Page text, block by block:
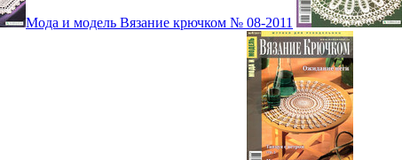
Мода и модель Вязание крючком № 08-2011